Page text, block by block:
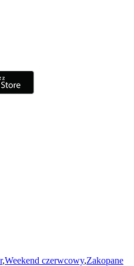
,Weekend czerwcowy,Zakopane